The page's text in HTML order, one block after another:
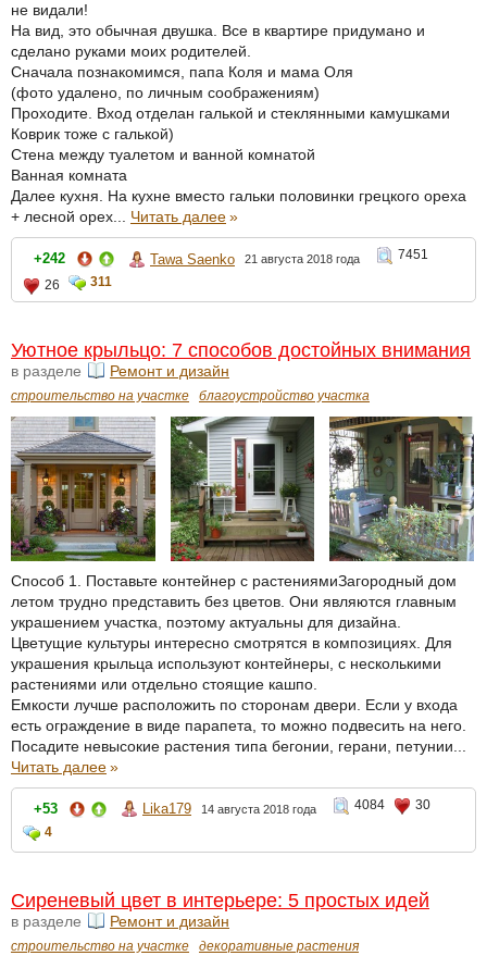
не видали!
На вид, это обычная двушка. Все в квартире придумано и
сделано руками моих родителей.
Сначала познакомимся, папа Коля и мама Оля
(фото удалено, по личным соображениям)
Проходите. Вход отделан галькой и стеклянными камушками
Коврик тоже с галькой)
Стена между туалетом и ванной комнатой
Ванная комната
Далее кухня. На кухне вместо гальки половинки грецкого ореха
+ лесной орех... Читать далее»
+242 Tawa Saenko 21 августа 2018 года
7451
26
311
Уютное крыльцо: 7 способов достойных внимания
в разделе Ремонт и дизайн
строительство на участке благоустройство участка
Способ 1. Поставьте контейнер с растениямиЗагородный дом
летом трудно представить без цветов. Они являются главным
украшением участка, поэтому актуальны для дизайна.
Цветущие культуры интересно смотрятся в композициях. Для
украшения крыльца используют контейнеры, с несколькими
растениями или отдельно стоящие кашпо.
Емкости лучше расположить по сторонам двери. Если у входа
есть ограждение в виде парапета, то можно подвесить на него.
Посадите невысокие растения типа бегонии, герани, петунии...
Читать далее»
+53 Lika179 14 августа 2018 года 4084
30
4
Сиреневый цвет в интерьере: 5 простых идей
в разделе Ремонт и дизайн
строительство на участке декоративные растения